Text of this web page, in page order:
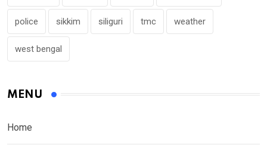
police sikkim siliguri tmc weather
west bengal
MENU
Home